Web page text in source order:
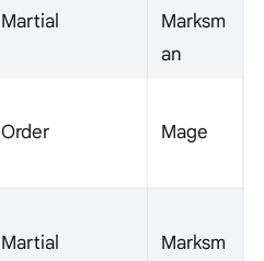
Martial
Marksm
an
Order Mage
Martial
Marksm